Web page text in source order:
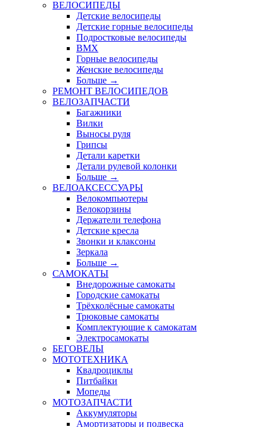
ВЕЛОСИПЕДЫ
Детские велосипеды
Детские горные велосипеды
Подростковые велосипеды
BMX
Горные велосипеды
Женские велосипеды
Больше →
РЕМОНТ ВЕЛОСИПЕДОВ
ВЕЛОЗАПЧАСТИ
Багажники
Вилки
Выносы руля
Грипсы
Детали каретки
Детали рулевой колонки
Больше →
ВЕЛОАКСЕССУАРЫ
Велокомпьютеры
Велокорзины
Держатели телефона
Детские кресла
Звонки и клаксоны
Зеркала
Больше →
САМОКАТЫ
Внедорожные самокаты
Городские самокаты
Трёхколёсные самокаты
Трюковые самокаты
Комплектующие к самокатам
Электросамокаты
БЕГОВЕЛЫ
МОТОТЕХНИКА
Квадроциклы
Питбайки
Мопеды
МОТОЗАПЧАСТИ
Аккумуляторы
Амортизаторы и подвеска